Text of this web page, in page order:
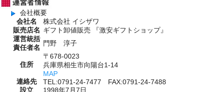
会社概要
会社名
株式会社 イシザワ
販売店名 ギフト卸値販売 『激安ギフトショップ』
運営統括
責任者名
門野 淳子
住所
〒678-0023
兵庫県相生市向陽台1-14
MAP
連絡先
TEL:0791-24-7477 FAX:0791-24-7488
設立
1998年7月7日